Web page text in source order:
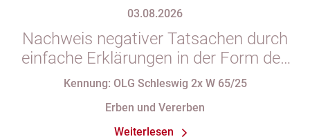
03.08.2026
Nachweis negativer Tatsachen durch
einfache Erklärungen in der Form des
§ 29 GBO (hier: Nichtgeltendmachung
Kennung: OLG Schleswig 2x W 65/25
Erben und Vererben
Weiterlesen